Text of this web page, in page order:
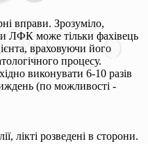
вправи. Зрозуміло,
ЛФК може тільки фахівець
враховуючи його
процесу.
виконувати 6-10 разів
(по можливості -
лікті розведені в сторони.